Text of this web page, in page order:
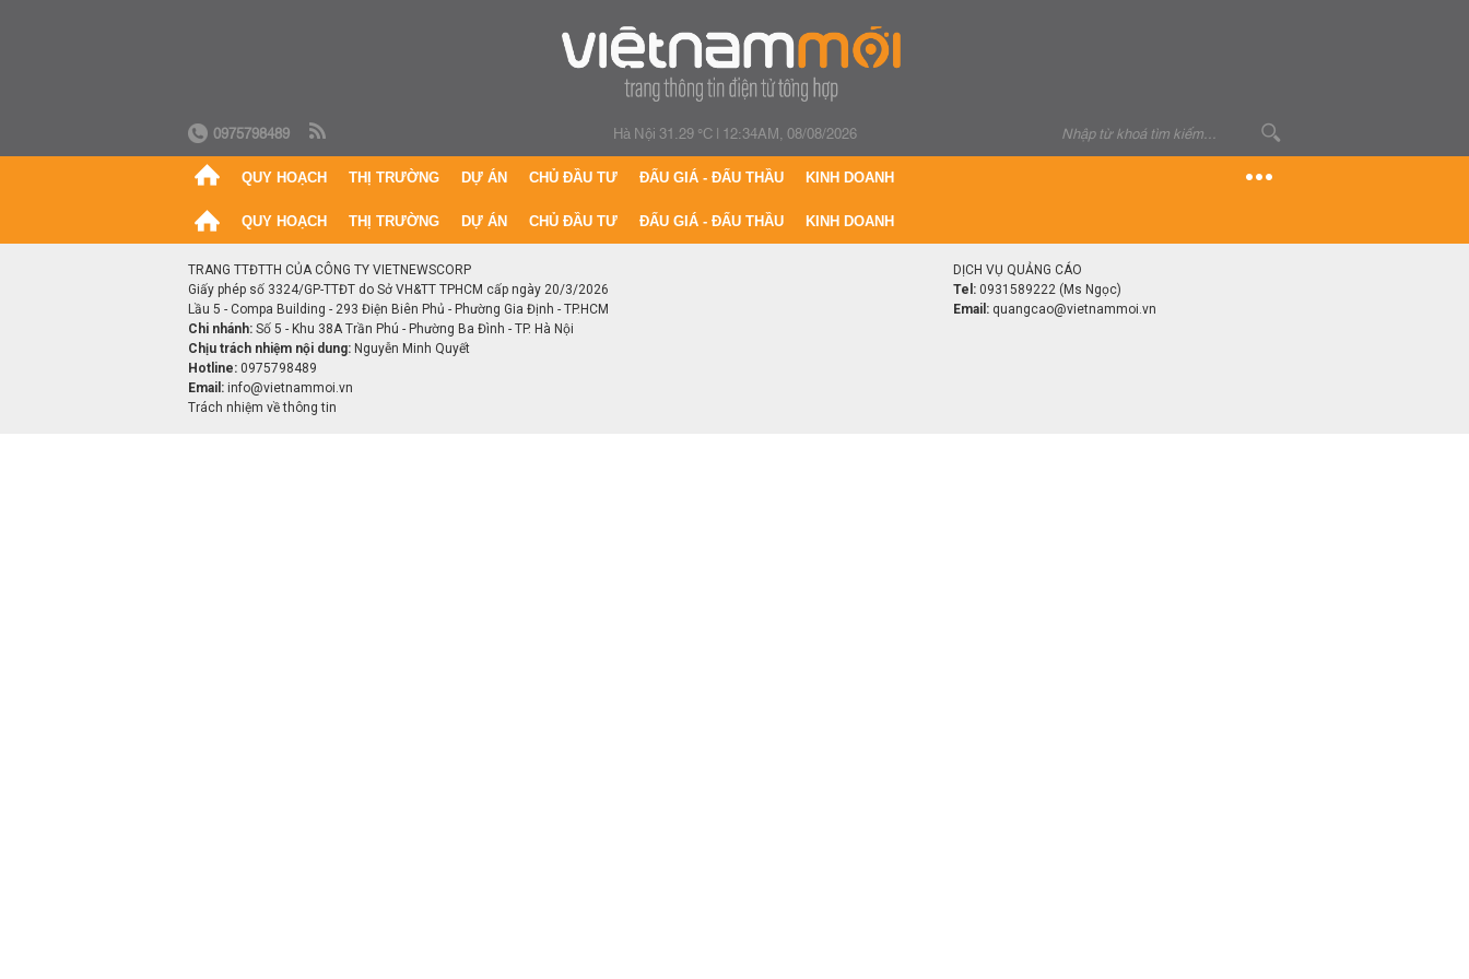
0975798489 Hà Nội 31.29 °C| 12:34AM, 08/08/2026
QUY HOẠCH THỊ TRƯỜNG DỰ ÁN CHỦ ĐẦU TƯ ĐẤU GIÁ - ĐẤU THẦU KINH DOANH
QUY HOẠCH THỊ TRƯỜNG DỰ ÁN CHỦ ĐẦU TƯ ĐẤU GIÁ - ĐẤU THẦU KINH DOANH
TRANG TTĐTTH CỦA CÔNG TY VIETNEWSCORP
Giấy phép số 3324/GP-TTĐT do Sở VH&TT TPHCM cấp ngày 20/3/2026
Lầu 5 - Compa Building - 293 Điện Biên Phủ - Phường Gia Định - TP.HCM
Chi nhánh: Số 5 - Khu 38A Trần Phú - Phường Ba Đình - TP. Hà Nội
Chịu trách nhiệm nội dung: Nguyễn Minh Quyết
Hotline: 0975798489
Email: info@vietnammoi.vn
Trách nhiệm về thông tin
DỊCH VỤ QUẢNG CÁO
Tel: 0931589222 (Ms Ngọc)
Email: quangcao@vietnammoi.vn